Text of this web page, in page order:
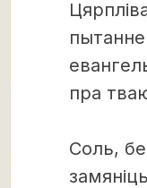
пра
Соль,